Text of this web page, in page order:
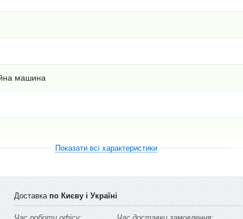
машина
Показати всі характеристики
Доставка по Києву і Україні